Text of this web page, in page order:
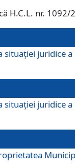
H.C.L. nr. 1092/
situației juridice
situației juridice